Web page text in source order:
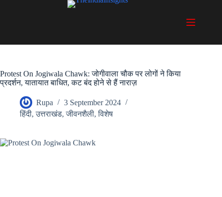
Protest On Jogiwala Chawk: जोगीवाला चौक पर लोगों ने किया
प्रदर्शन, यातायात बाधित, कट बंद होने से हैं नाराज़
Rupa
3 September 2024
हिंदी,उत्तराखंड,जीवनशैली,विशेष